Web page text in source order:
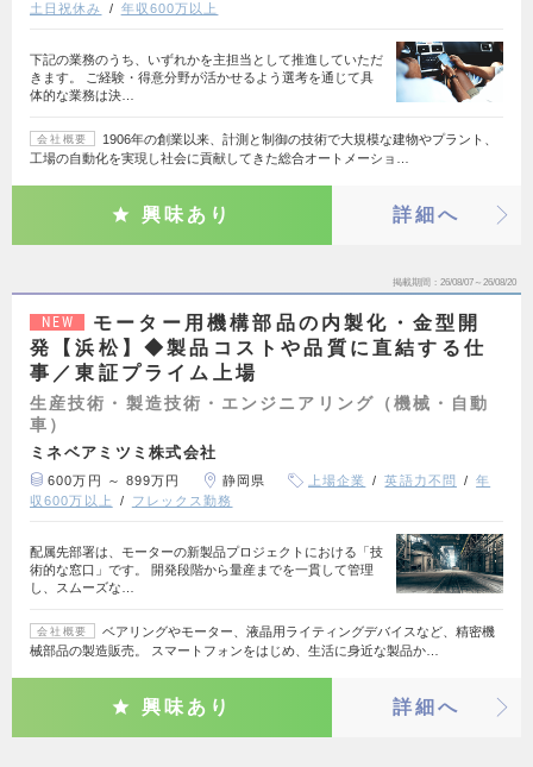
土日祝休み
年収600万以上
下記の業務のうち、いずれかを主担当として推進していただ
きます。 ご経験・得意分野が活かせるよう選考を通じて具
体的な業務は決…
会社概要
1906年の創業以来、計測と制御の技術で大規模な建物やプラント、
工場の自動化を実現し社会に貢献してきた総合オートメーショ…
興味あり 詳細へ
掲載期間 26/08/07～26/08/20
NEW
モーター用機構部品の内製化・金型開
発【浜松】◆製品コストや品質に直結する仕
事／東証プライム上場
生産技術・製造技術・エンジニアリング（機械・自動
車）
ミネベアミツミ株式会社
600万円 ～ 899万円 静岡県 上場企業 英語力不問
年
収600万以上
フレックス勤務
配属先部署は、モーターの新製品プロジェクトにおける「技
術的な窓口」です。 開発段階から量産までを一貫して管理
し、スムーズな…
会社概要
ベアリングやモーター、液晶用ライティングデバイスなど、精密機
械部品の製造販売。 スマートフォンをはじめ、生活に身近な製品か…
興味あり 詳細へ